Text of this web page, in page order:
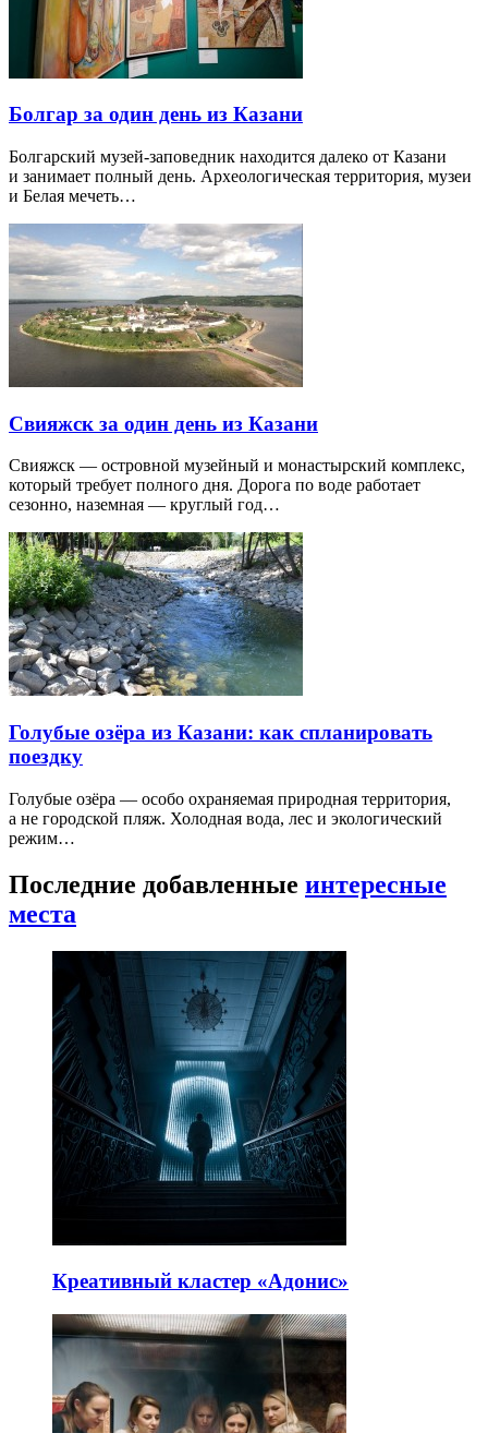
Болгар за один день из Казани
Болгарский музей-заповедник находится далеко от Казани
и занимает полный день. Археологическая территория, музеи
и Белая мечеть…
Свияжск за один день из Казани
Свияжск — островной музейный и монастырский комплекс,
который требует полного дня. Дорога по воде работает
сезонно, наземная — круглый год…
Голубые озёра из Казани: как спланировать
поездку
Голубые озёра — особо охраняемая природная территория,
а не городской пляж. Холодная вода, лес и экологический
режим…
Последние добавленные интересные
места
Креативный кластер «Адонис»